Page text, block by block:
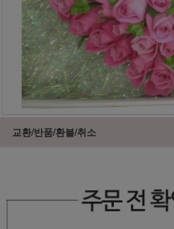
교환/반품/환불/취소